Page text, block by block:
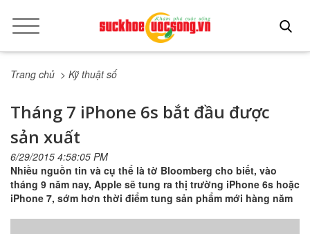
Trang chủ > Kỹ thuật số
Tháng 7 iPhone 6s bắt đầu được
sản xuất
6/29/2015 4:58:05 PM
Nhiều nguồn tin và cụ thể là tờ Bloomberg cho biết, vào
tháng 9 năm nay, Apple sẽ tung ra thị trường iPhone 6s hoặc
iPhone 7, sớm hơn thời điểm tung sản phẩm mới hàng năm